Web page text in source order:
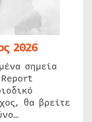
2026
σημεία
θα βρείτε